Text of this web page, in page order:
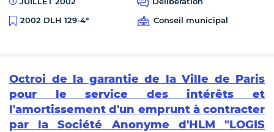
2002 DLH 129-4°
Conseil municipal
Octroi de la garantie de la Ville de Paris
pour le service des intérêts et
l'amortissement d'un emprunt à contracter
par la Société Anonyme d'HLM "LOGIS